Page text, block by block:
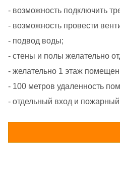
- возможность подключить
- возможность провести
- подвод воды;
- стены и полы желательно
- желательно 1 этаж
- 100 метров удаленность
- отдельный вход и